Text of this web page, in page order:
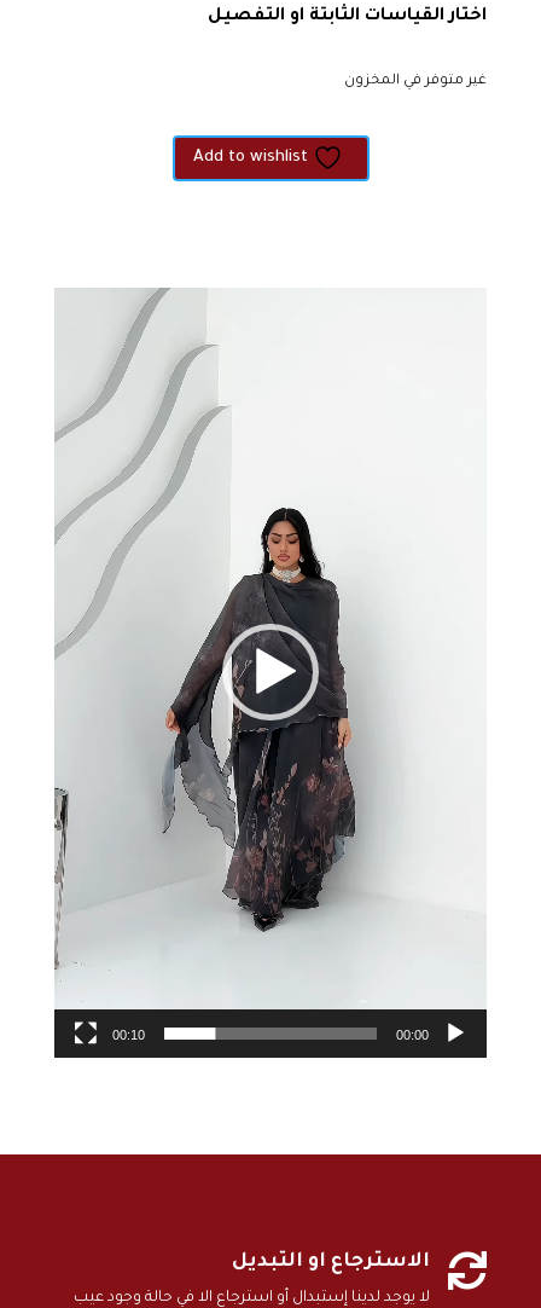
اختار القياسات الثابتة او التفصيل
غير متوفر في المخزون
Add to wishlist
00:00
00:10
 الاسترجاع او التبديل
لا يوجد لدينا إستبدال أو استرجاع الا في حالة وجود عيب